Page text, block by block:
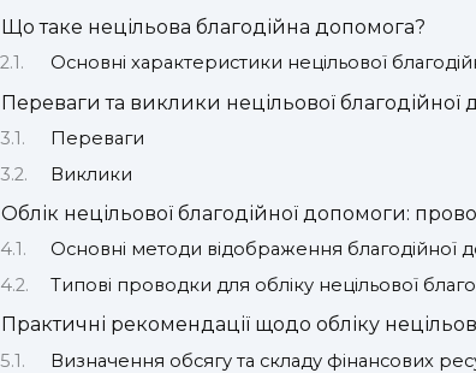
Що таке нецільова благодійна допомога?
Основні характеристики нецільової
Переваги та виклики нецільової благодійної
Переваги
Виклики
Облік нецільової благодійної допомоги:
Основні методи відображення благодійної
Типові проводки для обліку нецільової
Практичні рекомендації щодо обліку
Визначення обсягу та складу фінансових